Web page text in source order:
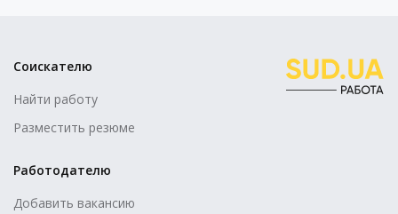
Соискателю
Найти работу
Разместить резюме
Работодателю
Добавить вакансию